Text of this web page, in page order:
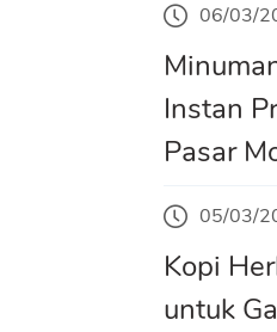
06/03/
Instan
Pasar
05/03/
Kopi
untuk